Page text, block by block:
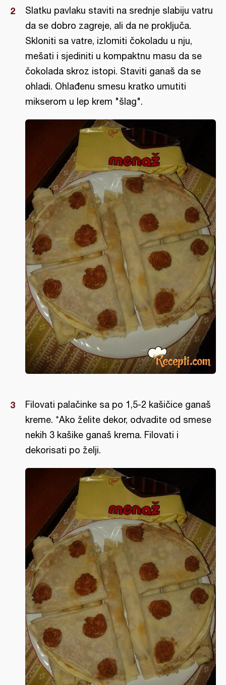
Slatku pavlaku staviti na srednje slabiju vatru
da se dobro zagreje, ali da ne proključa.
Skloniti sa vatre, izlomiti čokoladu u nju,
mešati i sjediniti u kompaktnu masu da se
čokolada skroz istopi. Staviti ganaš da se
ohladi. Ohlađenu smesu kratko umutiti
mikserom u lep krem "šlag".
Filovati palаčinke sa po 1,5-2 kašičice ganaš
kreme. *Ako želite dekor, odvadite od smese
nekih 3 kašike ganaš krema. Filovati i
dekorisati po želji.